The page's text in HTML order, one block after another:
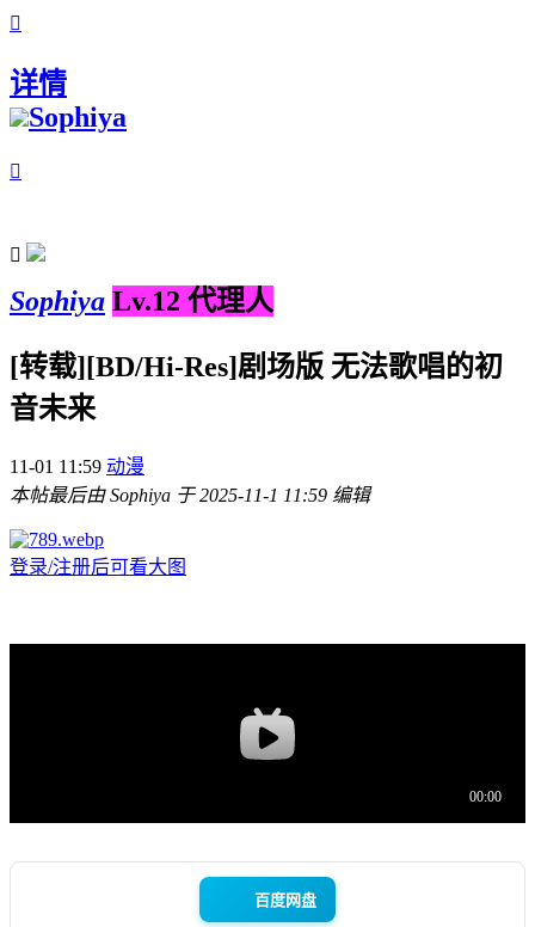

详情
Sophiya


Sophiya Lv.12 代理人
[转载][BD/Hi-Res]剧场版 无法歌唱的初
音未来
11-01 11:59 动漫
本帖最后由 Sophiya 于 2025-11-1 11:59 编辑
登录/注册后可看大图
百度网盘